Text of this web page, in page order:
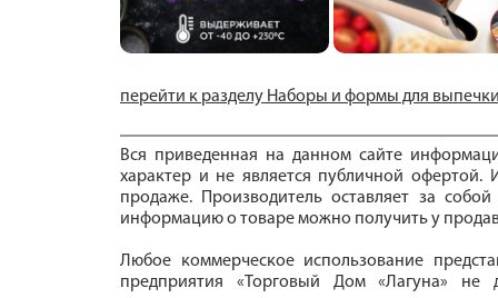
перейти к разделу Наборы и формы для
Вся приведенная на данном сайте
характер и не является публичной офертой.
продаже. Производитель оставляет за
информацию о товаре можно получить у
Любое коммерческое использование
предприятия «Торговый Дом «Лагуна» не